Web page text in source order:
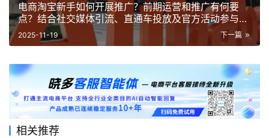
电商淘宝新手如何开展推广？前期运营和推广有何要
点？结合社交媒体引流、直通车投放及官方活动参与构
建完整推广体系！
下一篇
2025-11-19
相关推荐